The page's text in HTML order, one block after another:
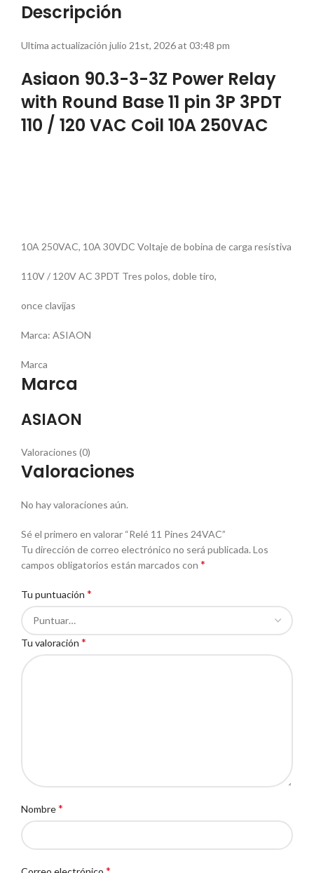
Descripción
Ultima actualización julio 21st, 2026 at 03:48 pm
Asiaon 90.3-3-3Z Power Relay
with Round Base 11 pin 3P 3PDT
110 / 120 VAC Coil 10A 250VAC
10A 250VAC, 10A 30VDC Voltaje de bobina de carga resistiva
110V / 120V AC 3PDT Tres polos, doble tiro,
once clavijas
Marca: ASIAON
Marca
Marca
ASIAON
Valoraciones (0)
Valoraciones
No hay valoraciones aún.
Sé el primero en valorar “Relé 11 Pines 24VAC”
Tu dirección de correo electrónico no será publicada.Los
campos obligatorios están marcados con *
Tu puntuación *
Tu valoración *
Nombre*